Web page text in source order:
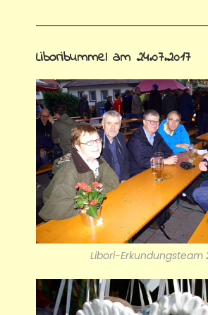
Liboribummel am 24.07.2017
Libori-Erkundungsteam